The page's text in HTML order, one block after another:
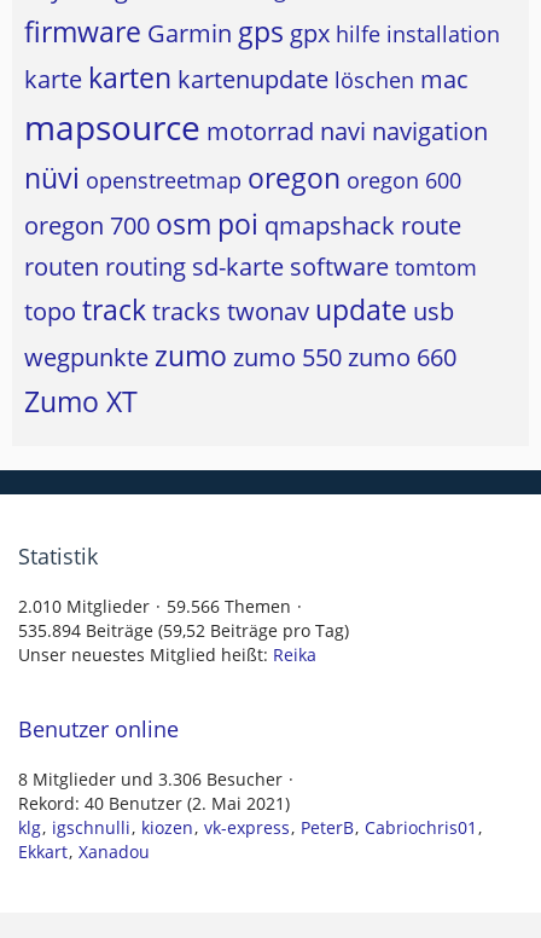
firmware Garmin gps gpx hilfe installation
karte karten kartenupdate löschen mac
mapsource motorrad navi navigation
nüvi openstreetmap oregon oregon 600
oregon 700 osm poi qmapshack route
routen routing sd-karte software tomtom
topo tracktracks twonav update usb
wegpunkte zumo zumo 550zumo 660
Zumo XT
Statistik
2.010 Mitglieder
59.566 Themen
535.894 Beiträge (59,52 Beiträge pro Tag)
Unser neuestes Mitglied heißt: Reika
Benutzer online
8 Mitglieder und 3.306 Besucher
Rekord: 40 Benutzer (2. Mai 2021)
klg igschnulli kiozen vk-express PeterB Cabriochris01
Ekkart Xanadou